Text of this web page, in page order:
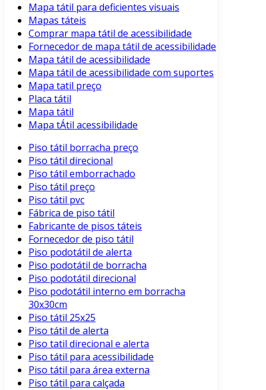
Mapa tátil para deficientes visuais
Mapas táteis
Comprar mapa tátil de acessibilidade
Fornecedor de mapa tátil de acessibilidade
Mapa tátil de acessibilidade
Mapa tátil de acessibilidade com suportes
Mapa tatil preço
Placa tátil
Mapa tátil
Mapa tÁtil acessibilidade
Piso tátil borracha preço
Piso tátil direcional
Piso tátil emborrachado
Piso tátil preço
Piso tátil pvc
Fábrica de piso tátil
Fabricante de pisos táteis
Fornecedor de piso tátil
Piso podotátil de alerta
Piso podotátil de borracha
Piso podotátil direcional
Piso podotátil interno em borracha
30x30cm
Piso tátil 25x25
Piso tátil de alerta
Piso tatil direcional e alerta
Piso tátil para acessibilidade
Piso tátil para área externa
Piso tátil para calçada